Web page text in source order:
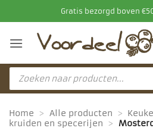
naar
inhoud
Gratis bezorgd boven
Producten
zoeken
Home > Alle producten >
kruiden en specerijen
>